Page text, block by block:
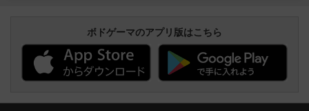
ボドゲーマのアプリ版はこちら